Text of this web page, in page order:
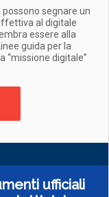
possono segnare un
al digitale
essere alla
guida per la
“missione digitale”
ufficiali